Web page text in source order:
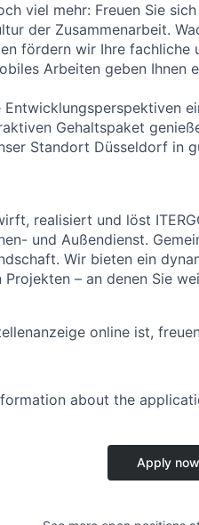
viel mehr: Freuen Sie
der Zusammenarbeit.
fördern wir Ihre fachliche
Arbeiten geben Ihnen
Entwicklungsperspektiven
Gehaltspaket
Standort Düsseldorf in
realisiert und löst
und Außendienst.
Wir bieten ein
– an denen Sie
online ist,
about the
Apply now